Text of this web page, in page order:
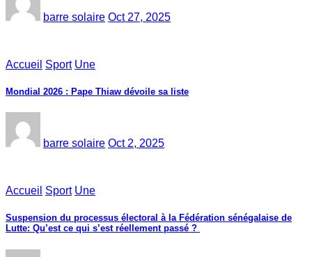
barre solaire Oct 27, 2025
Accueil Sport Une
Mondial 2026 : Pape Thiaw dévoile sa liste
barre solaire Oct 2, 2025
Accueil Sport Une
‎Suspension du processus électoral à la Fédération sénégalaise de
Lutte: Qu’est ce qui s’est réellement passé ? ‎‎